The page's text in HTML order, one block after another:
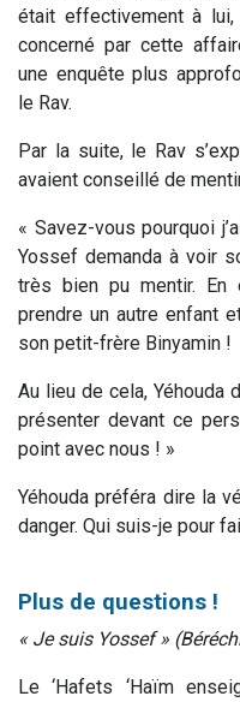
était effectivement à lui,
concerné par cette
une enquête plus
le Rav.
Par la suite, le Rav
avaient conseillé de
« Savez-vous pourquoi
Yossef demanda à voir
très bien pu mentir.
prendre un autre enfant
son petit-frère Binyamin !
Au lieu de cela, Yéhouda
présenter devant ce
point avec nous ! »
Yéhouda préféra dire la
danger. Qui suis-je pour
Plus de questions !
« Je suis Yossef »
Le ‘Hafets ‘Haïm